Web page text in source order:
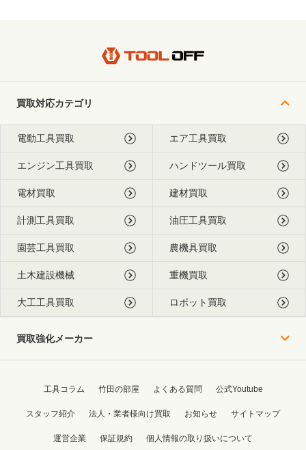
買取対応カテゴリ
電動工具買取 エア工具買取
エンジン工具買取 ハンドツール買取
電材買取 建材買取
計測工具買取 油圧工具買取
園芸工具買取 農機具買取
土木建設機械 重機買取
大工工具買取 ロボット買取
買取強化メーカー
工具コラム 竹田の部屋 よくある質問 公式Youtube
スタッフ紹介 法人・業者様向け買取 お知らせ サイトマップ
運営企業 保証規約 個人情報の取り扱いについて